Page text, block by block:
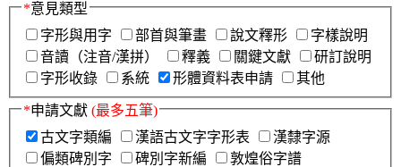
*意見類型
字形與用字
部首與筆畫 說文釋形
字樣說明
音讀（注音/漢拼）
釋義 關鍵文獻
研訂說明
字形收錄
系統 形體資料表申請 其他
*申請文獻 (最多五筆)
古文字類編
漢語古文字字形表
漢隸字源
偏類碑別字
碑別字新編
敦煌俗字譜